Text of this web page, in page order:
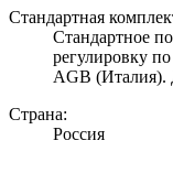
Стандартная
Стандартное
регулировку
AGB (Италия).
Страна:
Россия